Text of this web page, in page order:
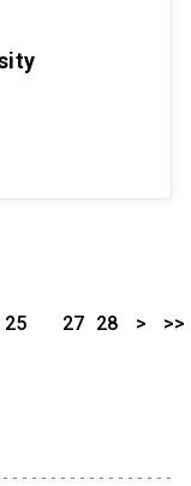
25
27 28 > >>